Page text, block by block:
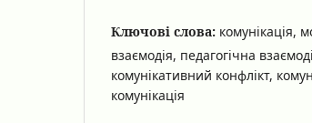
Ключові слова: комунікація,
взаємодія, педагогічна
комунікативний конфлікт,
комунікація